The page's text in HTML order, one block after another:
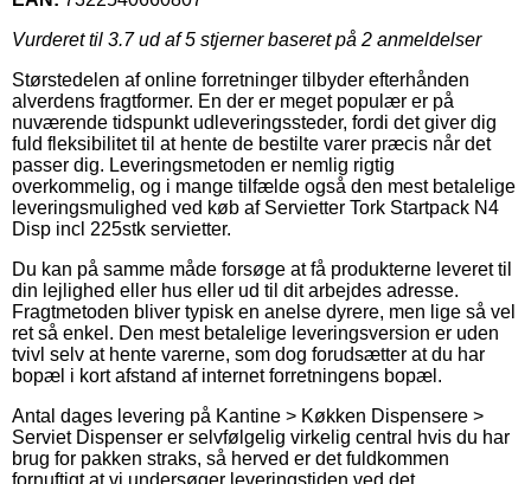
Vurderet til 3.7ud af 5 stjerner baseret på 2 anmeldelser
Størstedelen af online forretninger tilbyder efterhånden
alverdens fragtformer. En der er meget populær er på
nuværende tidspunkt udleveringssteder, fordi det giver dig
fuld fleksibilitet til at hente de bestilte varer præcis når det
passer dig. Leveringsmetoden er nemlig rigtig
overkommelig, og i mange tilfælde også den mest betalelige
leveringsmulighed ved køb af Servietter Tork Startpack N4
Disp incl 225stk servietter.
Du kan på samme måde forsøge at få produkterne leveret til
din lejlighed eller hus eller ud til dit arbejdes adresse.
Fragtmetoden bliver typisk en anelse dyrere, men lige så vel
ret så enkel. Den mest betalelige leveringsversion er uden
tvivl selv at hente varerne, som dog forudsætter at du har
bopæl i kort afstand af internet forretningens bopæl.
Antal dages levering på Kantine > Køkken Dispensere >
Serviet Dispenser er selvfølgelig virkelig central hvis du har
brug for pakken straks, så herved er det fuldkommen
fornuftigt at vi undersøger leveringstiden ved det